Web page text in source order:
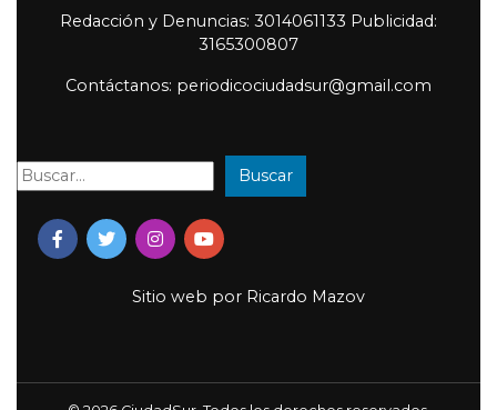
Redacción y Denuncias: 3014061133 Publicidad:
3165300807
Contáctanos: periodicociudadsur@gmail.com
Buscar: Buscar
Sitio web por Ricardo Mazov